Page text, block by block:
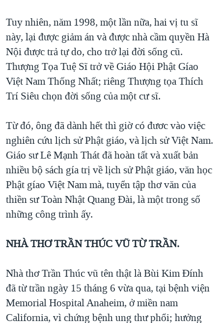
Tuy nhiên, năm 1998, một lần nữa, hai vị tu sĩ
này, lại được giảm án và được nhà cầm quyền Hà
Nội được trả tự do, cho trở lại đời sống cũ.
Thượng Tọa Tuệ Sĩ trở về Giáo Hội Phật Gíao
Việt Nam Thống Nhất; riêng Thượng tọa Thích
Trí Siêu chọn đời sống của một cư sĩ.
Từ đó, ông đã dành hết thì giờ có đươc vào việc
nghiên cứu lịch sử Phật giáo, và lịch sử Việt Nam.
Giáo sư Lê Mạnh Thát đã hoàn tất và xuất bản
nhiều bộ sách gía trị về lịch sử Phật giáo, văn học
Phật gíao Việt Nam mà, tuyển tập thơ văn của
thiền sư Toàn Nhật Quang Đài, là một trong số
những công trình ấy.
NHÀ THƠ TRẦN THÚC VŨ TỪ TRẦN.
Nhà thơ Trần Thúc vũ tên thật là Bùi Kim Đính
đã từ trần ngày 15 tháng 6 vừa qua, tại bệnh viện
Memorial Hospital Anaheim, ở miền nam
California, vì chứng bệnh ung thư phổi; hưởng